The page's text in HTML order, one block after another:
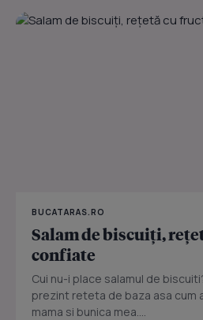
BUCATARAS.RO
Salam de biscuiţi,
confiate
Cui nu-i place salamul de
prezint reteta de baza asa cum
mama si bunica mea....